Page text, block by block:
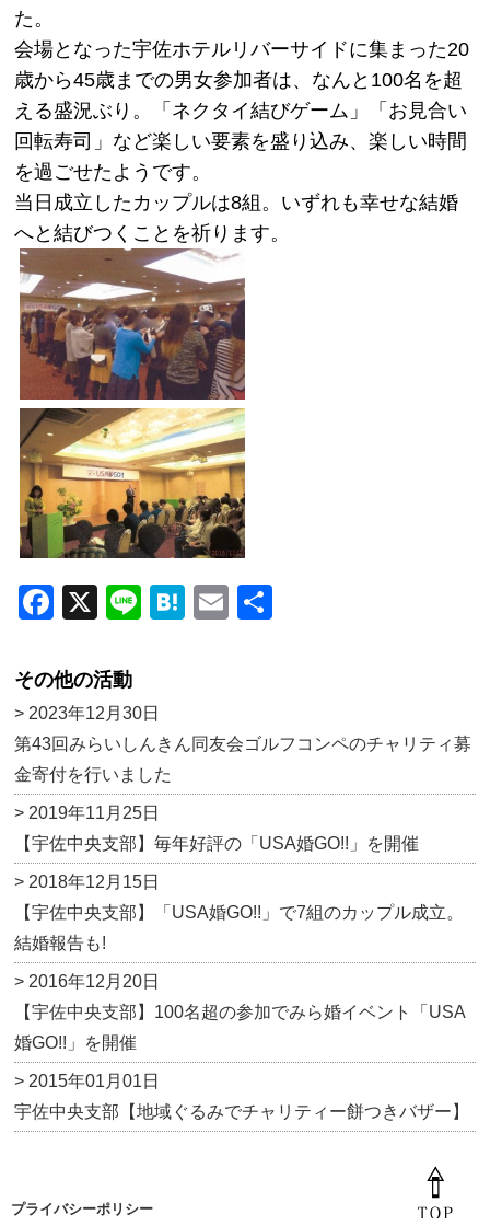
た。
会場となった宇佐ホテルリバーサイドに集まった20
歳から45歳までの男女参加者は、なんと100名を超
える盛況ぶり。「ネクタイ結びゲーム」「お見合い
回転寿司」など楽しい要素を盛り込み、楽しい時間
を過ごせたようです。
当日成立したカップルは8組。いずれも幸せな結婚
へと結びつくことを祈ります。
F
c
e
b
o
o
k
X
Li
H
a
E
その他の活動
> 2023年12月30日
第43回みらいしんきん同友会ゴルフコンペのチャリティ募
金寄付を行いました
> 2019年11月25日
【宇佐中央支部】毎年好評の「USA婚GO!!」を開催
> 2018年12月15日
【宇佐中央支部】「USA婚GO!!」で7組のカップル成立。
結婚報告も!
> 2016年12月20日
【宇佐中央支部】100名超の参加でみら婚イベント「USA
婚GO!!」を開催
> 2015年01月01日
宇佐中央支部【地域ぐるみでチャリティー餅つきバザー】
プライバシーポリシー